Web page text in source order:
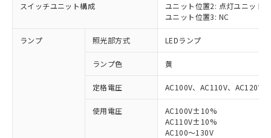
スイッチユニット構成
ユニット位置2: 点灯ユニット
ユニット位置3: NC
ランプ 照光部方式 LEDランプ
ランプ色 黄
定格電圧 AC100V、AC110V、AC120V
使用電圧
AC100V±10%
AC110V±10%
AC100～130V